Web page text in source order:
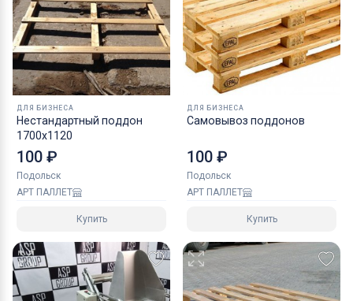
ДЛЯ БИЗНЕСА
Нестандартный поддон
1700х1120
100 ₽
Подольск
АРТ ПАЛЛЕТ
Купить
ДЛЯ БИЗНЕСА
Самовывоз поддонов
100 ₽
Подольск
АРТ ПАЛЛЕТ
Купить